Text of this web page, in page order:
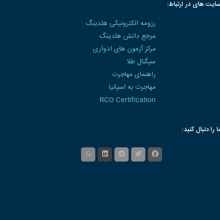
های در ارتباط:
رزومه الکترونیکی هلدینگ
مرجع دانش هلدینگ
مرکز آزمون های ادواری
سیگنال طلا
راهنمای مهاجرت
مهاجرت به اسپانیا
RCO Certification
را دنبال کنید: